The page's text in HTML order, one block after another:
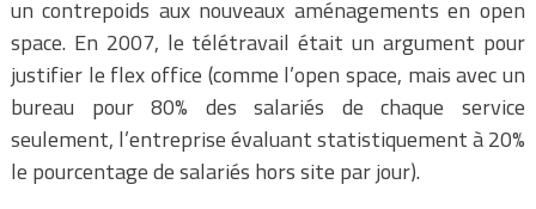
un contrepoids aux nouveaux aménagements en open
space. En 2007, le télétravail était un argument pour
justifier le flex office (comme l’open space, mais avec un
bureau pour 80% des salariés de chaque service
seulement, l’entreprise évaluant statistiquement à 20%
le pourcentage de salariés hors site par jour).